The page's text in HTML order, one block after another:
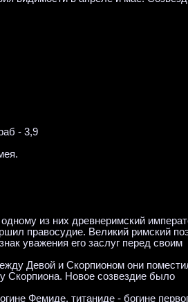
- 3,9
из них древнеримский
правосудие. Великий римский
уважения его заслуг перед своим
Девой и Скорпионом они
Скорпиона. Новое созвездие было
Фемиде, титаниде - богине